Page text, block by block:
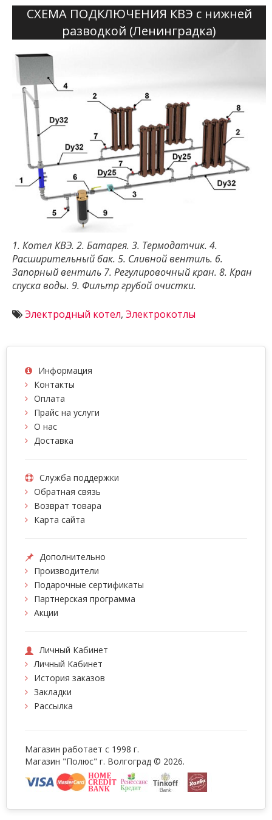
СХЕМА ПОДКЛЮЧЕНИЯ КВЭ с нижней
разводкой (Ленинградка)
1. Котел КВЭ. 2. Батарея. 3. Термодатчик. 4.
Расширительный бак. 5. Сливной вентиль. 6.
Запорный вентиль 7. Регулировочный кран. 8. Кран
спуска воды. 9. Фильтр грубой очистки.
Электродный котел, Электрокотлы
Информация
Контакты
Оплата
Прайс на услуги
О нас
Доставка
Служба поддержки
Обратная связь
Возврат товара
Карта сайта
Дополнительно
Производители
Подарочные сертификаты
Партнерская программа
Акции
Личный Кабинет
Личный Кабинет
История заказов
Закладки
Рассылка
Магазин работает с 1998 г.
Магазин "Полюс" г. Волгоград © 2026.